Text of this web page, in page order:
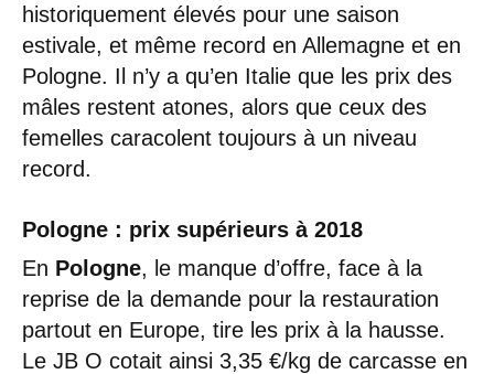
historiquement élevés pour une saison
estivale, et même record en Allemagne et en
Pologne. Il n’y a qu’en Italie que les prix des
mâles restent atones, alors que ceux des
femelles caracolent toujours à un niveau
record.
Pologne : prix supérieurs à 2018
En Pologne, le manque d’offre, face à la
reprise de la demande pour la restauration
partout en Europe, tire les prix à la hausse.
Le JB O cotait ainsi 3,35 €/kg de carcasse en